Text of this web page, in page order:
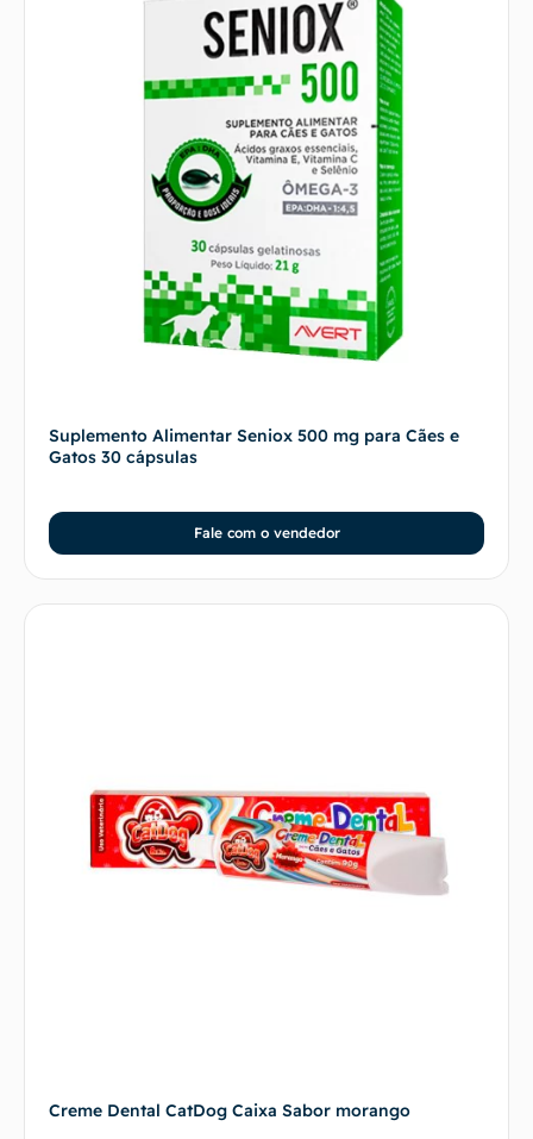
Suplemento Alimentar Seniox 500 mg para Cães e
Gatos 30 cápsulas
Fale com o vendedor
Creme Dental CatDog Caixa Sabor morango